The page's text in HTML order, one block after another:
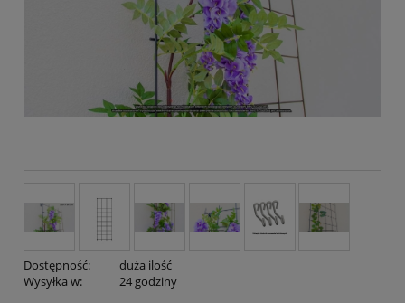
Dostępność:
duża ilość
Wysyłka w:
24 godziny